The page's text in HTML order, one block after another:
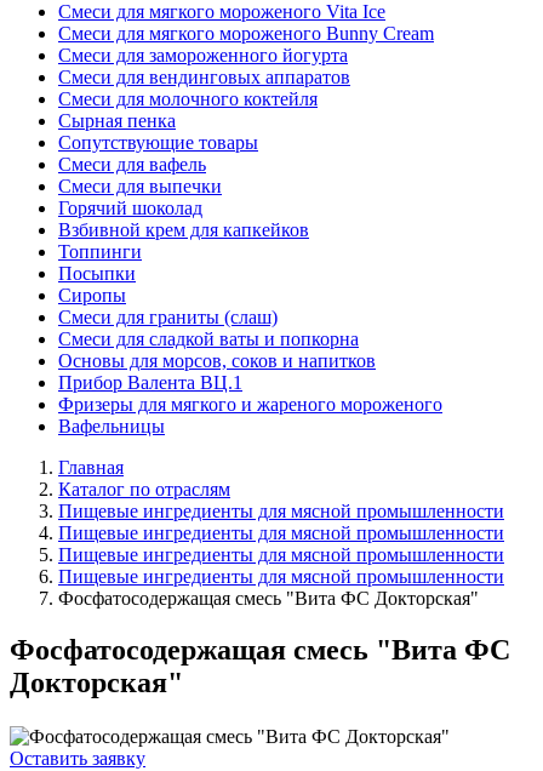
Смеси для мягкого мороженого Vita Ice
Смеси для мягкого мороженого Bunny Cream
Смеси для замороженного йогурта
Смеси для вендинговых аппаратов
Смеси для молочного коктейля
Сырная пенка
Сопутствующие товары
Смеси для вафель
Смеси для выпечки
Горячий шоколад
Взбивной крем для капкейков
Топпинги
Посыпки
Сиропы
Смеси для граниты (слаш)
Смеси для сладкой ваты и попкорна
Основы для морсов, соков и напитков
Прибор Валента ВЦ.1
Фризеры для мягкого и жареного мороженого
Вафельницы
Главная
Каталог по отраслям
Пищевые ингредиенты для мясной промышленности
Пищевые ингредиенты для мясной промышленности
Пищевые ингредиенты для мясной промышленности
Пищевые ингредиенты для мясной промышленности
Фосфатосодержащая смесь "Вита ФС Докторская"
Фосфатосодержащая смесь "Вита ФС
Докторская"
Оставить заявку